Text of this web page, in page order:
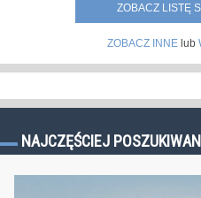
ZOBACZ LISTĘ
ZOBACZ INNElub
NAJCZĘŚCIEJ